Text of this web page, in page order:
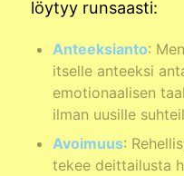
löytyy runsaasti:
Anteeksianto:
itselle anteeksi
emotionaalisen
ilman uusille
Avoimuus:
tekee deittailusta